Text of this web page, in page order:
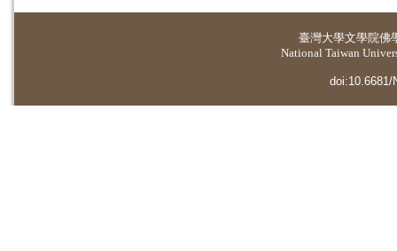
臺灣大學文學院佛
National Taiwan
doi:10.6681/